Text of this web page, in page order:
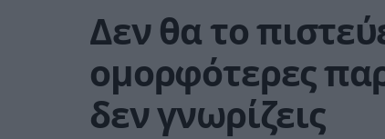
Δεν θα το
ομορφότερες
δεν γνωρίζεις